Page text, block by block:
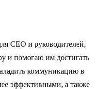
CEO и руководителей,
и помогаю им достигать
коммуникацию в
эффективными, а также